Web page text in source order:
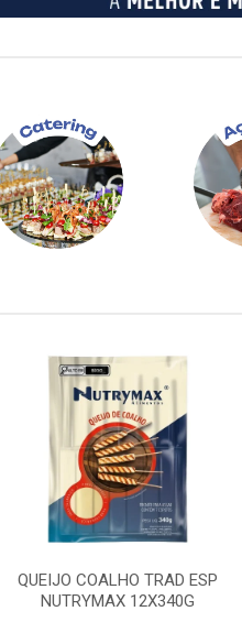
QUEIJO COALHO TRAD ESP
NUTRYMAX 12X340G